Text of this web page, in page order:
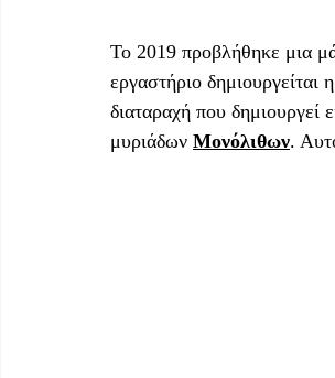
Το 2019 προβλήθηκε μια
εργαστήριο
διαταραχή που δημιουργεί
μυριάδων Μονόλιθων.